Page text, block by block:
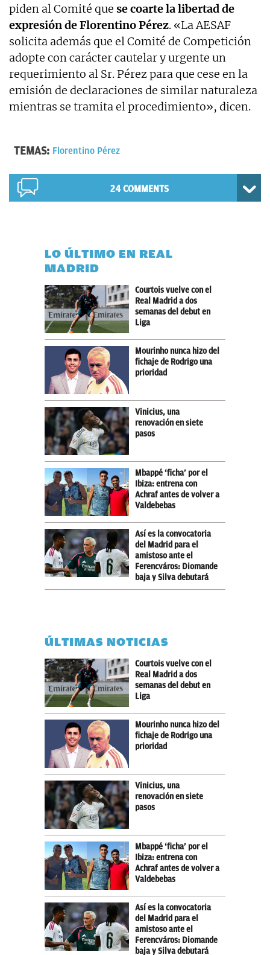
piden al Comité que se coarte la libertad de
expresión de Florentino Pérez. «La AESAF
solicita además que el Comité de Competición
adopte con carácter cautelar y urgente un
requerimiento al Sr. Pérez para que cese en la
emisión de declaraciones de similar naturaleza
mientras se tramita el procedimiento», dicen.
TEMAS: Florentino Pérez
24 COMMENTS
LO ÚLTIMO EN REAL
MADRID
Courtois vuelve con el
Real Madrid a dos
semanas del debut en
Liga
Mourinho nunca hizo del
fichaje de Rodrigo una
prioridad
Vinicius, una
renovación en siete
pasos
Mbappé ‘ficha’ por el
Ibiza: entrena con
Achraf antes de volver a
Valdebebas
Así es la convocatoria
del Madrid para el
amistoso ante el
Ferencváros: Diomande
baja y Silva debutará
ÚLTIMAS NOTICIAS
Courtois vuelve con el
Real Madrid a dos
semanas del debut en
Liga
Mourinho nunca hizo del
fichaje de Rodrigo una
prioridad
Vinicius, una
renovación en siete
pasos
Mbappé ‘ficha’ por el
Ibiza: entrena con
Achraf antes de volver a
Valdebebas
Así es la convocatoria
del Madrid para el
amistoso ante el
Ferencváros: Diomande
baja y Silva debutará